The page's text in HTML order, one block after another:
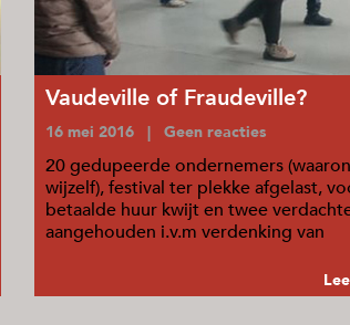
Vaudeville of Fraudeville?
16 mei 2016 | Geen reacties
20 gedupeerde ondernemers
wijzelf), festival ter plekke afgelast,
betaalde huur kwijt en twee
aangehouden i.v.m verdenking van